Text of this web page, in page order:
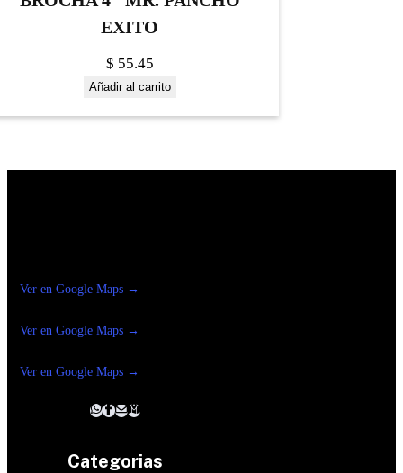
EXITO
$ 55.45
Añadir al carrito
Ver en Google Maps →
Ver en Google Maps →
Ver en Google Maps →
Categorias